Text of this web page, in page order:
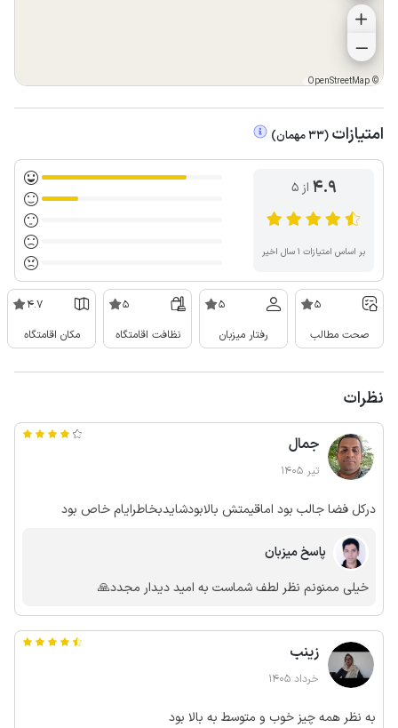
©
OpenStreetMap
امتیازات (
33مهمان)
4.9 از ۵
بر اساس امتیازات ۱ سال اخیر
5
صحت مطالب
5
رفتار میزبان
5
نظافت اقامتگاه
4.7
مکان اقامتگاه
نظرات
جمال
تیر 1405
درکل فضا جالب بود اماقیمتش بالابودشایدبخاطرایام خاص بود
پاسخ میزبان
خیلی ممنونم نظر لطف شماست به امید دیدار مجدد🙏
زینب
خرداد 1405
به نظر همه چیز خوب و متوسط به بالا بود